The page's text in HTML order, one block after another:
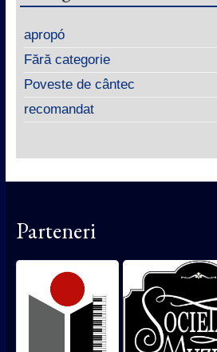
apropó
Fără categorie
Poveste de cântec
recomandat
Parteneri